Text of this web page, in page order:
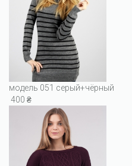
модель 051 серый+чёрный
400 ₴